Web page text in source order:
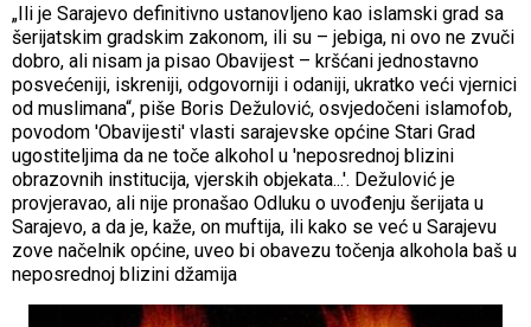
„Ili je Sarajevo definitivno ustanovljeno kao islamski grad sa
šerijatskim gradskim zakonom, ili su – jebiga, ni ovo ne zvuči
dobro, ali nisam ja pisao Obavijest – kršćani jednostavno
posvećeniji, iskreniji, odgovorniji i odaniji, ukratko veći vjernici
od muslimana“, piše Boris Dežulović, osvjedočeni islamofob,
povodom 'Obavijesti' vlasti sarajevske općine Stari Grad
ugostiteljima da ne toče alkohol u 'neposrednoj blizini
obrazovnih institucija, vjerskih objekata...'. Dežulović je
provjeravao, ali nije pronašao Odluku o uvođenju šerijata u
Sarajevo, a da je, kaže, on muftija, ili kako se već u Sarajevu
zove načelnik općine, uveo bi obavezu točenja alkohola baš u
neposrednoj blizini džamija